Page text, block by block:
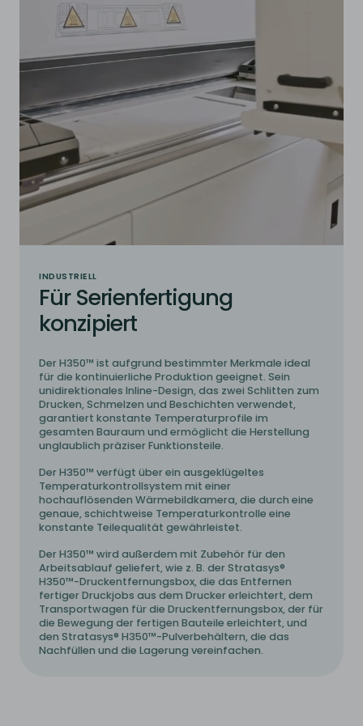
INDUSTRIELL
Für Serienfertigung
konzipiert
Der H350™ ist aufgrund bestimmter Merkmale ideal
für die kontinuierliche Produktion geeignet. Sein
unidirektionales Inline-Design, das zwei Schlitten zum
Drucken, Schmelzen und Beschichten verwendet,
garantiert konstante Temperaturprofile im
gesamten Bauraum und ermöglicht die Herstellung
unglaublich präziser Funktionsteile.
Der H350™ verfügt über ein ausgeklügeltes
Temperaturkontrollsystem mit einer
hochauflösenden Wärmebildkamera, die durch eine
genaue, schichtweise Temperaturkontrolle eine
konstante Teilequalität gewährleistet.
Der H350™ wird außerdem mit Zubehör für den
Arbeitsablauf geliefert, wie z. B. der Stratasys®
H350™-Druckentfernungsbox, die das Entfernen
fertiger Druckjobs aus dem Drucker erleichtert, dem
Transportwagen für die Druckentfernungsbox, der für
die Bewegung der fertigen Bauteile erleichtert, und
den Stratasys® H350™-Pulverbehältern, die das
Nachfüllen und die Lagerung vereinfachen.